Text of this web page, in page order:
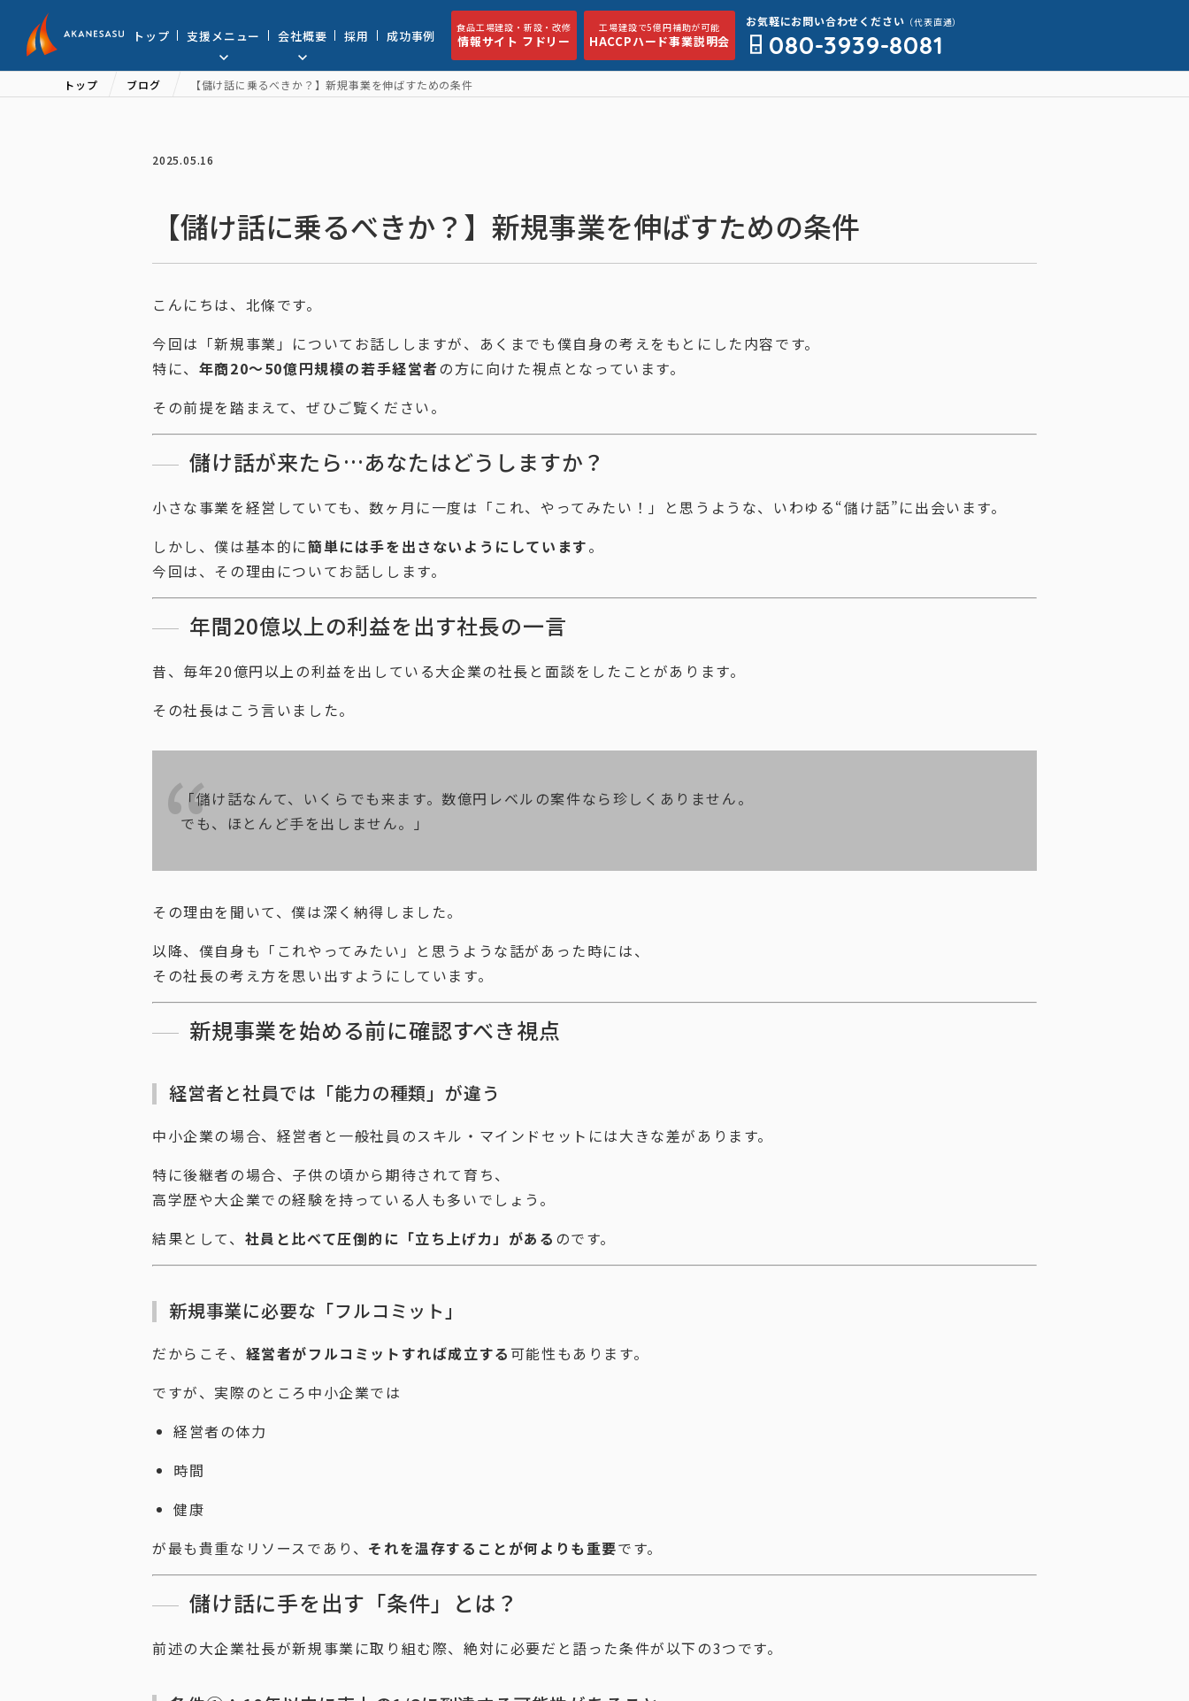
トップ 支援メニュー 会社概要 採用 成功事例 食品工場建設・新設・改修
情報サイト フドリー
工場建設で5億円補助が可能
HACCPハード事業説明会
お気軽にお問い合わせください （代表直通）
080-3939-8081
トップ ブログ 【儲け話に乗るべきか？】新規事業を伸ばすための条件
2025.05.16
【儲け話に乗るべきか？】新規事業を伸ばすための条件
こんにちは、北條です。
今回は「新規事業」についてお話ししますが、あくまでも僕自身の考えをもとにした内容です。
特に、 年商20〜50億円規模の若手経営者の方に向けた視点となっています。
その前提を踏まえて、ぜひご覧ください。
儲け話が来たら…あなたはどうしますか？
小さな事業を経営していても、数ヶ月に一度は「これ、やってみたい！」と思うような、いわゆる“儲け話”に出会います。
しかし、僕は基本的に簡単には手を出さないようにしています。
今回は、その理由についてお話しします。
年間20億以上の利益を出す社長の一言
昔、毎年20億円以上の利益を出している大企業の社長と面談をしたことがあります。
その社長はこう言いました。
「儲け話なんて、いくらでも来ます。数億円レベルの案件なら珍しくありません。
でも、ほとんど手を出しません。」
その理由を聞いて、僕は深く納得しました。
以降、僕自身も「これやってみたい」と思うような話があった時には、
その社長の考え方を思い出すようにしています。
新規事業を始める前に確認すべき視点
経営者と社員では「能力の種類」が違う
中小企業の場合、経営者と一般社員のスキル・マインドセットには大きな差があります。
特に後継者の場合、子供の頃から期待されて育ち、
高学歴や大企業での経験を持っている人も多いでしょう。
結果として、 社員と比べて圧倒的に「立ち上げ力」がある のです。
新規事業に必要な「フルコミット」
だからこそ、 経営者がフルコミットすれば成立する 可能性もあります。
ですが、実際のところ中小企業では
経営者の体力
時間
健康
が最も貴重なリソースであり、 それを温存することが何よりも重要です。
儲け話に手を出す「条件」とは？
前述の大企業社長が新規事業に取り組む際、絶対に必要だと語った条件が以下の3つです。